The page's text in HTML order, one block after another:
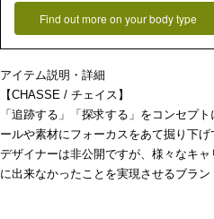
Find out more on your body type
アイテム説明・詳細
【CHASSE / チェイス】
「追跡する」「探求する」をコンセプ
ールや素材にフォーカスをあて掘り下げ
デザイナーは非公開ですが、様々なキ
に出来なかったことを実現させるブラン